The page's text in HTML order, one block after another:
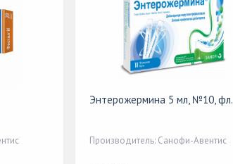
Энтерожермина 5 мл, №10, фл.
Производитель: Санофи-Авентис